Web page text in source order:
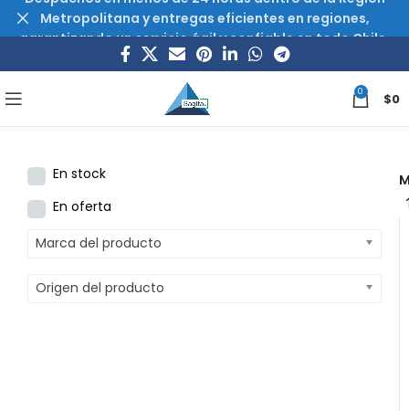
0 $0
En stock
En oferta
Marca del producto
Origen del producto
Metropolitana y entregas eficientes en regiones,
garantizando un servicio ágil y confiable en todo Chile.